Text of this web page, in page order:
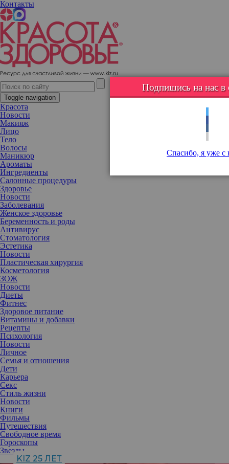
Контакты
Toggle navigation
Красота
Новости
Макияж
Лицо
Тело
Волосы
Маникюр
Ароматы
Ингредиенты
Салонные процедуры
Здоровье
Новости
Заболевания
Женское здоровье
Беременность и роды
Антивирус
Стоматология
Эстетика
Новости
Пластическая хирургия
Косметология
ЗОЖ
Новости
Диеты
Фитнес
Здоровое питание
Витамины и добавки
Рецепты
Психология
Новости
Личное
Семья и отношения
Дети
Карьера
Секс
Стиль жизни
Новости
Книги
Фильмы
Путешествия
Свободное время
Гороскопы
Звезды
KIZ 25 ЛЕТ
Подпишись на нас в
Спасибо, я уже с
8 знаменитостей, которым заикание не помешало добиться
успеха
Нарушения речи могут повлиять на самооценку, но героев
нашей подборки это не касается. К тому же, некоторым из них
удалось полностью избавиться от заикания.
1. Дарья Клюкина